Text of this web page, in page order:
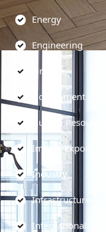
Energy
Engineering
Finance
Government
Human Resources
Import-Export
Industry
Infrastructure
International